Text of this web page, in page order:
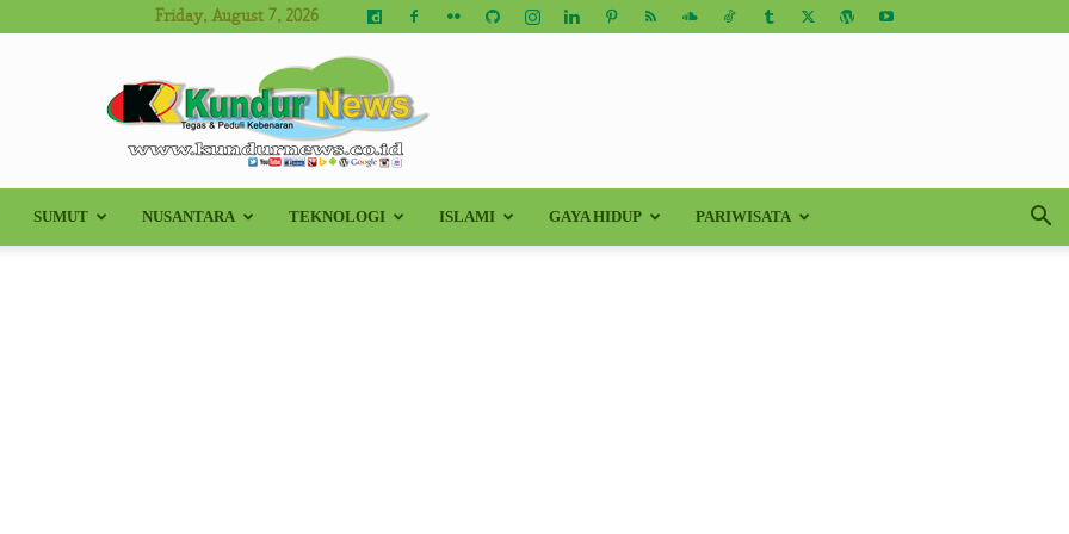
Friday, August 7, 2026
Kundur
SUMUT NUSANTARA TEKNOLOGI ISLAMI GAYA HIDUP PARIWISATA